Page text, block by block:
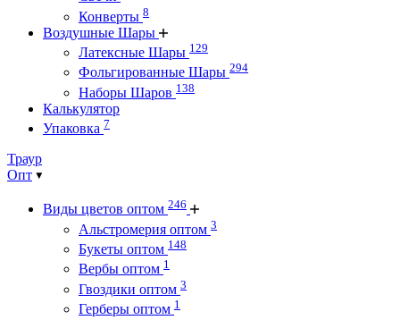
Конверты 8
Воздушные Шары
Латексные Шары 129
Фольгированные Шары 294
Наборы Шаров 138
Калькулятор
Упаковка 7
Траур
Опт
Виды цветов оптом 246
Альстромерия оптом 3
Букеты оптом 148
Вербы оптом 1
Гвоздики оптом 3
Герберы оптом 1